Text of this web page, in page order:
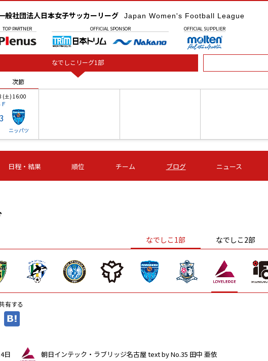
般社団法人日本女子サッカーリーグ Japan Women's Football League
TOP PARTNER OFFICIAL SPONSOR OFFICIAL SUPPLIER
なでしこリーグ1部
次節
(土) 16:00
3
ニッパツ
(土) 15:00
ツ
第16節 09/05 (土) 15:00
石人の星
-
第16節 09/05 (土) 16:00
ＡＧＦ
-
いちご
-
次節
日程・結果 順位 チーム ブログ ニュース
なでしこ1部 なでしこ2部
有する
日 朝日インテック・ラブリッジ名古屋text by No.35 田中 亜依